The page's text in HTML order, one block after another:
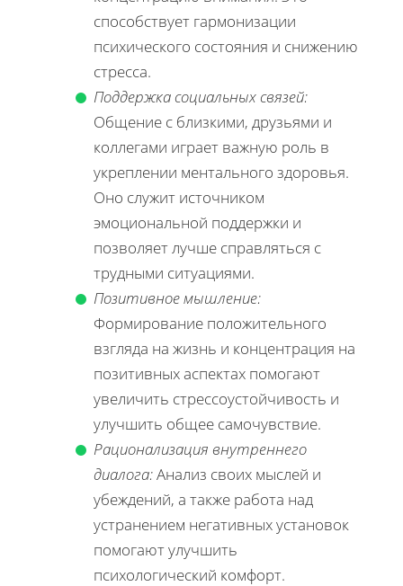
способствует гармонизации
психического состояния и снижению
стресса.
Поддержка социальных связей:
Общение с близкими, друзьями и
коллегами играет важную роль в
укреплении ментального здоровья.
Оно служит источником
эмоциональной поддержки и
позволяет лучше справляться с
трудными ситуациями.
Позитивное мышление:
Формирование положительного
взгляда на жизнь и концентрация на
позитивных аспектах помогают
увеличить стрессоустойчивость и
улучшить общее самочувствие.
Рационализация внутреннего
диалога:Анализ своих мыслей и
убеждений, а также работа над
устранением негативных установок
помогают улучшить
психологический комфорт.